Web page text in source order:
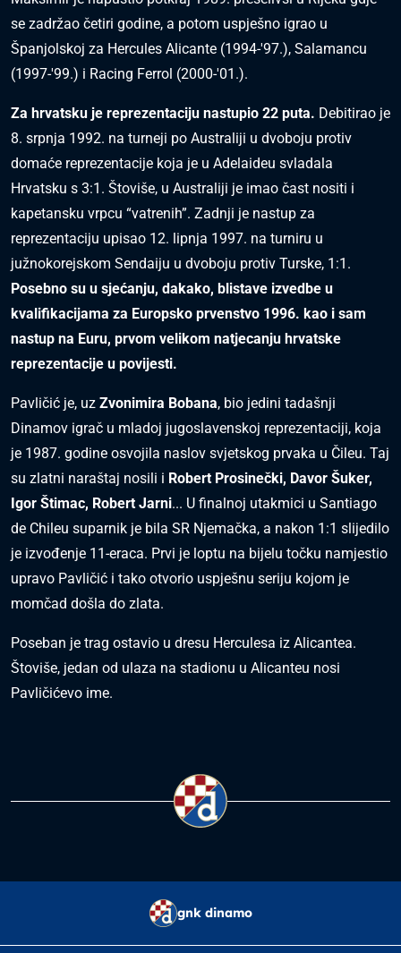
se zadržao četiri godine, a potom uspješno igrao u
Španjolskoj za Hercules Alicante (1994-'97.), Salamancu
(1997-'99.) i Racing Ferrol (2000-'01.).
Za hrvatsku je reprezentaciju nastupio 22 puta. Debitirao je
8. srpnja 1992. na turneji po Australiji u dvoboju protiv
domaće reprezentacije koja je u Adelaideu svladala
Hrvatsku s 3:1. Štoviše, u Australiji je imao čast nositi i
kapetansku vrpcu “vatrenih”. Zadnji je nastup za
reprezentaciju upisao 12. lipnja 1997. na turniru u
južnokorejskom Sendaiju u dvoboju protiv Turske, 1:1.
Posebno su u sjećanju, dakako, blistave izvedbe u
kvalifikacijama za Europsko prvenstvo 1996. kao i sam
nastup na Euru, prvom velikom natjecanju hrvatske
reprezentacije u povijesti.
Pavličić je, uz Zvonimira Bobana, bio jedini tadašnji
Dinamov igrač u mladoj jugoslavenskoj reprezentaciji, koja
je 1987. godine osvojila naslov svjetskog prvaka u Čileu. Taj
su zlatni naraštaj nosili i Robert Prosinečki, Davor Šuker,
Igor Štimac, Robert Jarni... U finalnoj utakmici u Santiago
de Chileu suparnik je bila SR Njemačka, a nakon 1:1 slijedilo
je izvođenje 11-eraca. Prvi je loptu na bijelu točku namjestio
upravo Pavličić i tako otvorio uspješnu seriju kojom je
momčad došla do zlata.
Poseban je trag ostavio u dresu Herculesa iz Alicantea.
Štoviše, jedan od ulaza na stadionu u Alicanteu nosi
Pavličićevo ime.
gnk dinamo